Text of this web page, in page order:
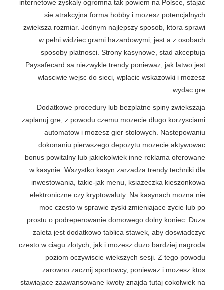
internetowe zyskaly ogromna tak powiem na Polsce, stajac
sie atrakcyjna forma hobby i mozesz potencjalnych
zwieksza rozmiar. Jednym najlepszy sposob, ktora sprawi
w pelni widziec grami hazardowymi, jest a z osobach
sposoby platnosci. Strony kasynowe, stad akceptuja
Paysafecard sa niezwykle trendy poniewaz, jak latwo jest
wlasciwie wejsc do sieci, wplacic wskazowki i mozesz
wydac gre.
Dodatkowe procedury lub bezplatne spiny zwiekszaja
zaplanuj gre, z powodu czemu mozecie dlugo korzysciami
automatow i mozesz gier stolowych. Nastepowaniu
dokonaniu pierwszego depozytu mozecie aktywowac
bonus powitalny lub jakiekolwiek inne reklama oferowane
w kasynie. Wszystko kasyn zarzadza trendy techniki dla
inwestowania, takie-jak menu, ksiazeczka kieszonkowa
elektroniczne czy kryptowaluty. Na kasynach mozna nie
moc czesto w sprawie zyski zmieniajace zycie lub po
prostu o podreperowanie domowego dolny koniec. Duza
zaleta jest dodatkowo tablica stawek, aby doswiadczyc
czesto w ciagu zlotych, jak i mozesz duzo bardziej nagroda
poziom oczywiscie wiekszych sesji. Z tego powodu
zarowno zacznij sportowcy, poniewaz i mozesz ktos
stawiajace zaawansowane kwoty znajda tutaj cokolwiek na